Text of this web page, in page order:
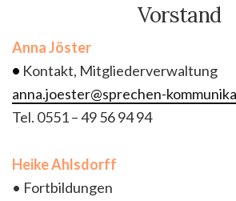
Vorstand
Anna Jöster
• Kontakt, Mitgliederverwaltung
anna.joester@sprechen-
Tel. 0551 – 49 56 94 94
Heike Ahlsdorff
• Fortbildungen